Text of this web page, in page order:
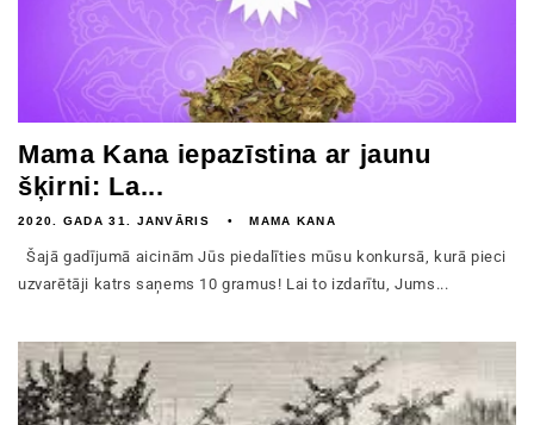
Mama Kana iepazīstina ar jaunu
šķirni: La...
2020. GADA 31. JANVĀRIS MAMA KANA
Šajā gadījumā aicinām Jūs piedalīties mūsu konkursā, kurā pieci
uzvarētāji katrs saņems 10 gramus! Lai to izdarītu, Jums...